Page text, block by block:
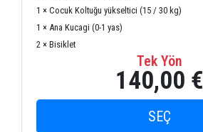
1 × Cocuk Koltuğu yükseltici (15 / 30 kg)
1 × Ana Kucagi (0-1 yas)
2 × Bisiklet
Tek Yön
140,00 €